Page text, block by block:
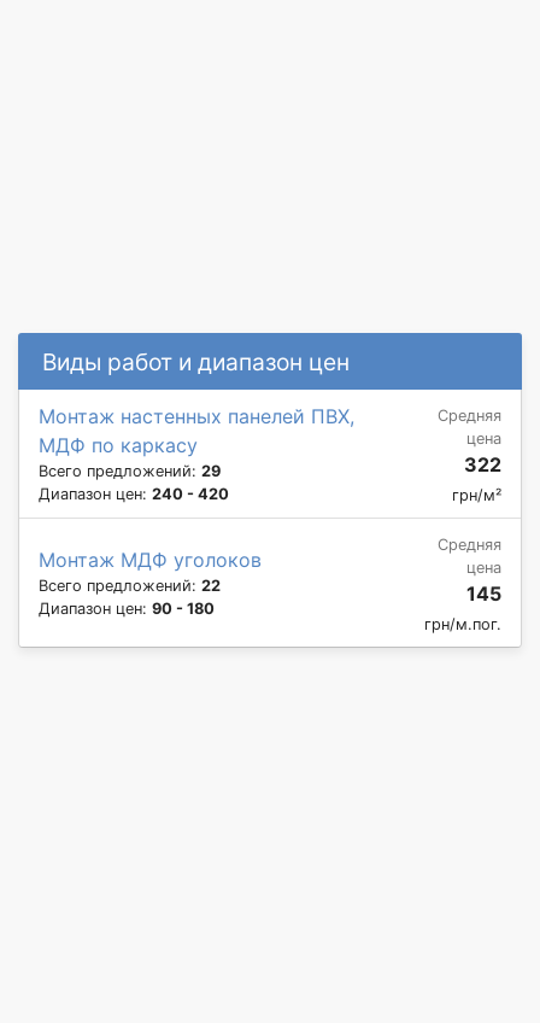
Виды работ и диапазон цен
Монтаж настенных панелей ПВХ,
МДФ по каркасу
Всего предложений: 29
Диапазон цен: 240 - 420
Средняя
цена
322
грн/м²
Монтаж МДФ уголоков
Всего предложений: 22
Диапазон цен: 90 - 180
Средняя
цена
145
грн/м.пог.